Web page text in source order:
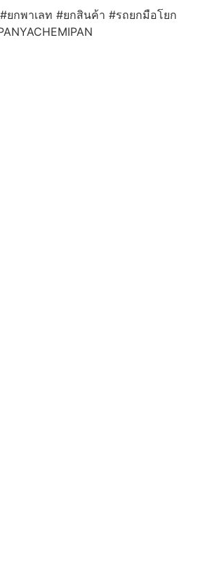
ยกพาเลท #ยกสินค้า #รถยกมือโยก